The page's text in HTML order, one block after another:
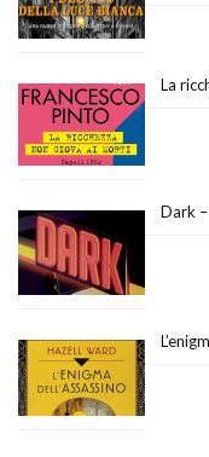
La
Dark